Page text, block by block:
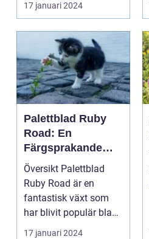
17 januari 2024
Palettblad Ruby
Road: En
Färgsprakande
Skapelse För
Trädgården
Översikt Palettblad
Ruby Road är en
fantastisk växt som
har blivit populär bland
trädgårdsentusiast...
17 januari 2024